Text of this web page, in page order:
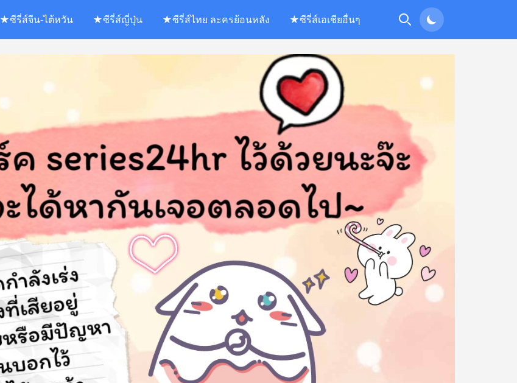
Search
★ซีรี่ส์จีน-ไต้หวัน ★ซีรี่ส์ญี่ปุ่น ★ซีรี่ส์ไทย ละครย้อนหลัง ★ซีรี่ส์เอเชียอื่นๆ